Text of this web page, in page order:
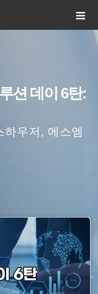
션 데이 6탄:
우저, 에스엠